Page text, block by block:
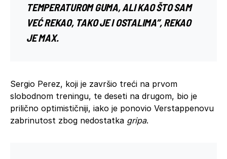
TEMPERATUROM GUMA, ALI KAO ŠTO SAM
VEĆ REKAO, TAKO JE I OSTALIMA”, REKAO
JE MAX.
Sergio Perez, koji je završio treći na prvom
slobodnom treningu, te deseti na drugom, bio je
prilično optimističniji, iako je ponovio Verstappenovu
zabrinutost zbog nedostatka gripa.